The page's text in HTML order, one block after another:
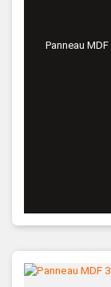
Panneau